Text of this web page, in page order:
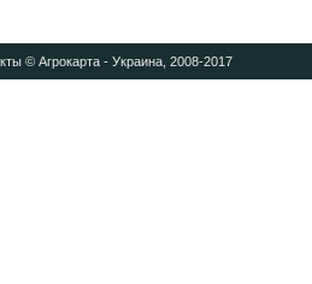
© Агрокарта - Украина, 2008-2017